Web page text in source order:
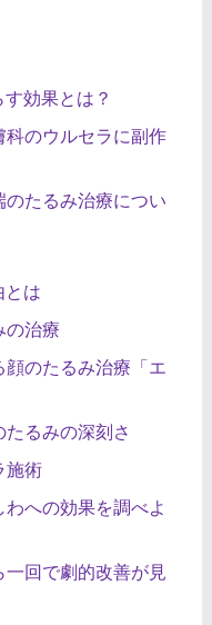
効果とは？
のウルセラに副作
たるみ治療につい
とは
の治療
のたるみ治療「エ
るみの深刻さ
施術
への効果を調べよ
回で劇的改善が見